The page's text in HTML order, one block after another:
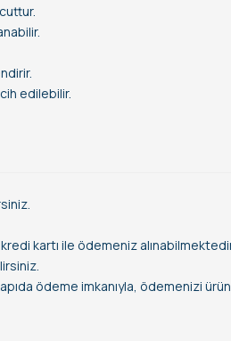
edilebilir.
kartı ile ödemeniz
ödeme imkanıyla, ödemenizi